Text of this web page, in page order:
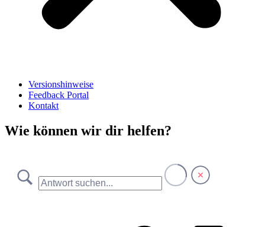
Versionshinweise
Feedback Portal
Kontakt
Wie können wir dir helfen?